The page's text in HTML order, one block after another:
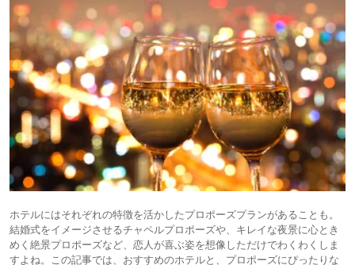
ホテルにはそれぞれの特徴を活かしたプロポーズプランがあることも。
結婚式をイメージさせるチャペルプロポーズや、キレイな夜景に心とき
めく絶景プロポーズなど、恋人が喜ぶ姿を想像しただけでわくわくしま
すよね。この記事では、おすすめのホテルと、プロポーズにぴったりな